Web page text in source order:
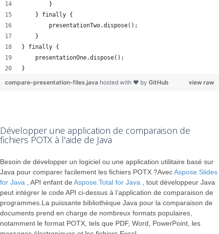
        }
    } finally {
        presentationTwo.dispose();
    }
} finally {
    presentationOne.dispose();
}
view raw
compare-presentation-files.java hosted with ❤ by GitHub
Développer une application de comparaison de
fichiers POTX à l'aide de Java
Besoin de développer un logiciel ou une application utilitaire basé sur
Java pour comparer facilement les fichiers POTX ?AvecAspose.Slides
for Java , API enfant de Aspose.Total for Java , tout développeur Java
peut intégrer le code API ci-dessus à l’application de comparaison de
programmes.La puissante bibliothèque Java pour la comparaison de
documents prend en charge de nombreux formats populaires,
notamment le format POTX, tels que PDF, Word, PowerPoint, les